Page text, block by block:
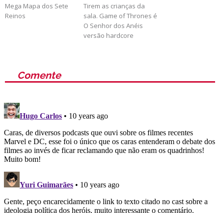
Mega Mapa dos Sete
Reinos
Tirem as crianças da
sala. Game of Thrones é
O Senhor dos Anéis
versão hardcore
Comente